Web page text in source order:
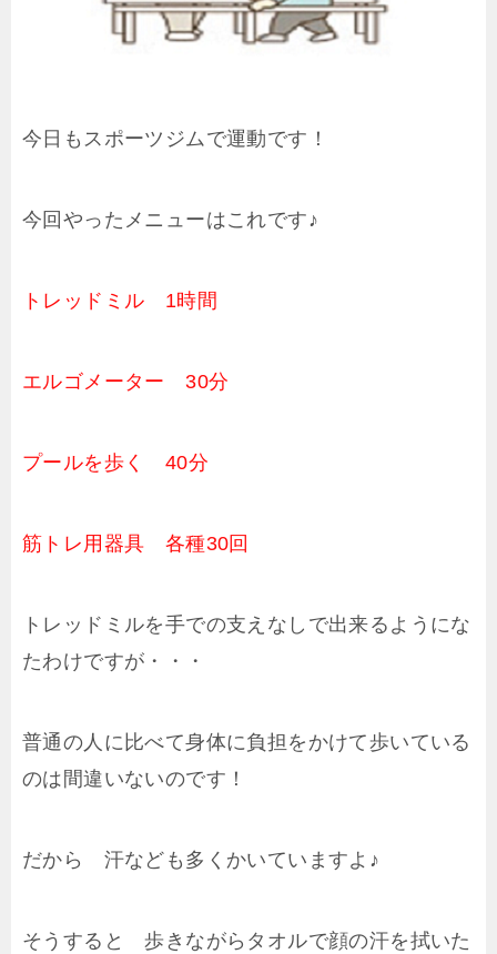
今日もスポーツジムで運動です！
今回やったメニューはこれです♪
トレッドミル 1時間
エルゴメーター 30分
プールを歩く 40分
筋トレ用器具 各種30回
トレッドミルを手での支えなしで出来るようにな
たわけですが・・・
普通の人に比べて身体に負担をかけて歩いている
のは間違いないのです！
だから 汗なども多くかいていますよ♪
そうすると 歩きながらタオルで顔の汗を拭いた